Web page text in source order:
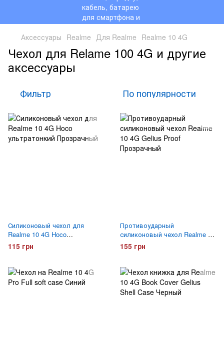
Аксессуары Realme Для Realme Realme 10 4G
Чехол для Relame 100 4G и другие
аксессуары
Фильтр По популярности
Силиконовый чехол для
Realme 10 4G Hoco
ультратонкий Прозрачный
115 грн
Противоударный
силиконовый чехол Realme 10
4G Gelius Proof Прозрачный
155 грн